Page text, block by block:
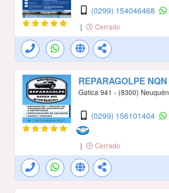
(0299) 154046468
| Cerrado
REPARAGOLPE NQN
Gatica 941 - (8300) Neuquén
(0299) 156101404
| Cerrado